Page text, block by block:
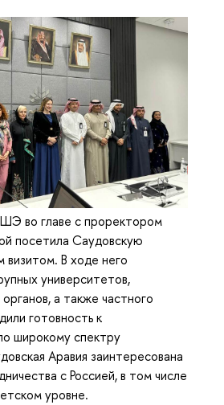
во главе с проректором
посетила Саудовскую
В ходе него
университетов,
а также частного
готовность к
широкому спектру
Аравия заинтересована
с Россией, в том числе
уровне.